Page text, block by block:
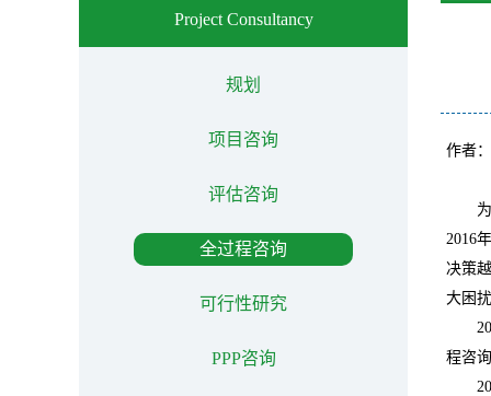
Project Consultancy
规划
项目咨询
评估咨询
全过程咨询
可行性研究
PPP咨询
作者
2016
决策
大困
程咨